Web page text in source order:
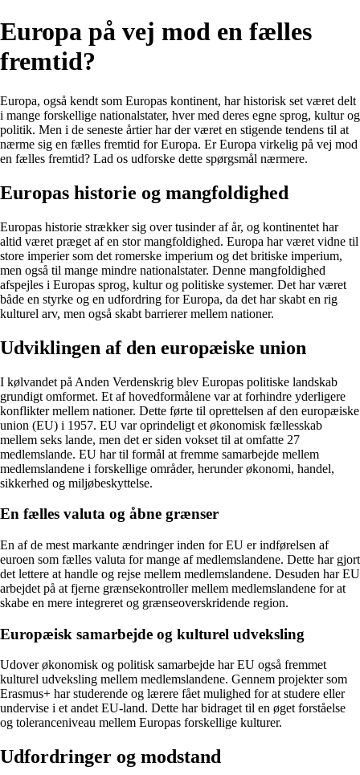
Europa på vej mod en fælles
fremtid?
Europa, også kendt som Europas kontinent, har historisk set været delt
i mange forskellige nationalstater, hver med deres egne sprog, kultur og
politik. Men i de seneste årtier har der været en stigende tendens til at
nærme sig en fælles fremtid for Europa. Er Europa virkelig på vej mod
en fælles fremtid? Lad os udforske dette spørgsmål nærmere.
Europas historie og mangfoldighed
Europas historie strækker sig over tusinder af år, og kontinentet har
altid været præget af en stor mangfoldighed. Europa har været vidne til
store imperier som det romerske imperium og det britiske imperium,
men også til mange mindre nationalstater. Denne mangfoldighed
afspejles i Europas sprog, kultur og politiske systemer. Det har været
både en styrke og en udfordring for Europa, da det har skabt en rig
kulturel arv, men også skabt barrierer mellem nationer.
Udviklingen af ​​den europæiske union
I kølvandet på Anden Verdenskrig blev Europas politiske landskab
grundigt omformet. Et af hovedformålene var at forhindre yderligere
konflikter mellem nationer. Dette førte til oprettelsen af ​​den europæiske
union (EU) i 1957. EU var oprindeligt et økonomisk fællesskab
mellem seks lande, men det er siden vokset til at omfatte 27
medlemslande. EU har til formål at fremme samarbejde mellem
medlemslandene i forskellige områder, herunder økonomi, handel,
sikkerhed og miljøbeskyttelse.
En fælles valuta og åbne grænser
En af de mest markante ændringer inden for EU er indførelsen af ​​
euroen som fælles valuta for mange af medlemslandene. Dette har gjort
det lettere at handle og rejse mellem medlemslandene. Desuden har EU
arbejdet på at fjerne grænsekontroller mellem medlemslandene for at
skabe en mere integreret og grænseoverskridende region.
Europæisk samarbejde og kulturel udveksling
Udover økonomisk og politisk samarbejde har EU også fremmet
kulturel udveksling mellem medlemslandene. Gennem projekter som
Erasmus+ har studerende og lærere fået mulighed for at studere eller
undervise i et andet EU-land. Dette har bidraget til en øget forståelse
og toleranceniveau mellem Europas forskellige kulturer.
Udfordringer og modstand